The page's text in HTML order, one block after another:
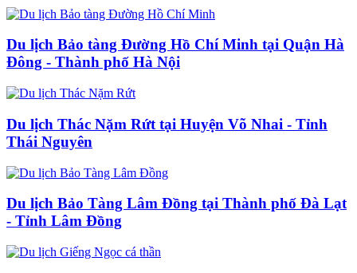
Du lịch Bảo tàng Đường Hồ Chí Minh tại Quận Hà
Đông - Thành phố Hà Nội
Du lịch Thác Nặm Rứt tại Huyện Võ Nhai - Tỉnh
Thái Nguyên
Du lịch Bảo Tàng Lâm Đồng tại Thành phố Đà Lạt
- Tỉnh Lâm Đồng